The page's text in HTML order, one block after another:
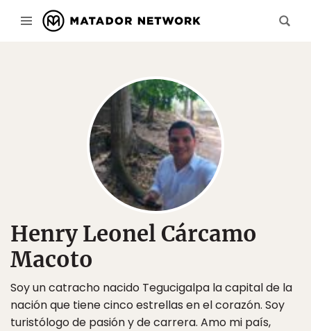
Henry Leonel Cárcamo
Macoto
Soy un catracho nacido Tegucigalpa la capital de la
nación que tiene cinco estrellas en el corazón. Soy
turistólogo de pasión y de carrera. Amo mi país,